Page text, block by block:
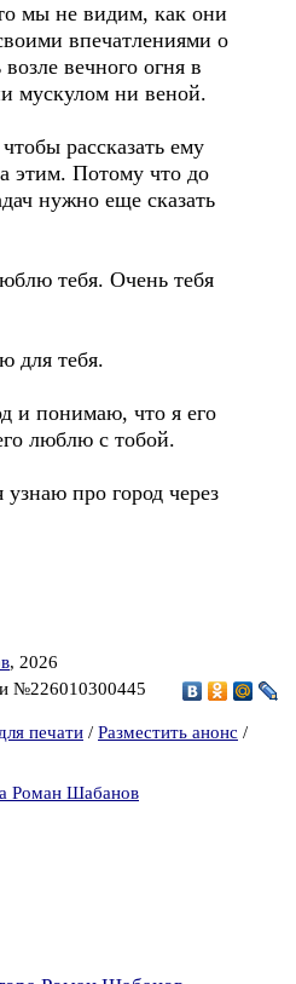
мы не видим, как они
впечатлениями о
вечного огня в
мускулом ни веной.
рассказать ему
этим. Потому что до
нужно еще сказать
тебя. Очень тебя
для тебя.
и понимаю, что я его
люблю с тобой.
про город через
, 2026
№226010300445
печати / Разместить анонс /
Роман Шабанов